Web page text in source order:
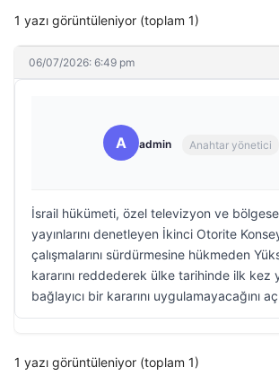
1 yazı görüntüleniyor (toplam 1)
06/07/2026: 6:49 pm
A admin Anahtar yönetici
İsrail hükümeti, özel televizyon ve
yayınlarını denetleyen İkinci Otorite
çalışmalarını sürdürmesine hükmeden
kararını reddederek ülke tarihinde ilk kez
bağlayıcı bir kararını uygulamayacağını
1 yazı görüntüleniyor (toplam 1)